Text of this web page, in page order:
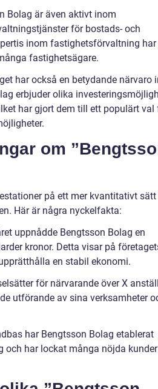
Bolag är även aktivt inom
för bostads- och
inom fastighetsförvaltning
fastighetsägare.
har också en betydande närvaro
erbjuder olika
har gjort dem till ett populärt val
om
på ett mer kvantitativt
Här är några nyckelfakta:
uppnådde Bengtsson Bolag en
kronor. Detta visar på
en stabil ekonomi.
för närvarande över X
utförande av sina verksamheter
har Bengtsson Bolag etablerat
och har lockat många nöjda